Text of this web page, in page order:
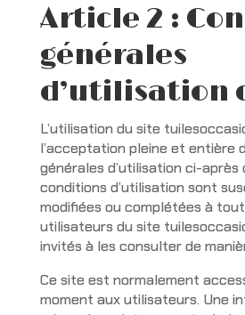
Article 2 :
générales
d’utilisation
L’utilisation du site
l’acceptation pleine et entière
générales d’utilisation ci-après
conditions d’utilisation sont
modifiées ou complétées à
utilisateurs du site
invités à les consulter de
Ce site est normalement
moment aux utilisateurs. Une